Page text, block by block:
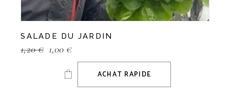
SALADE DU JARDIN
1,20€ 1,00 €
ACHAT RAPIDE